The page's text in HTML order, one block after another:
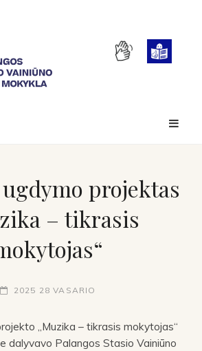
projektas
– tikrasis
2025 28 VASARIO
„Muzika – tikrasis mokytojas“
dalyvavo Palangos Stasio Vainiūno